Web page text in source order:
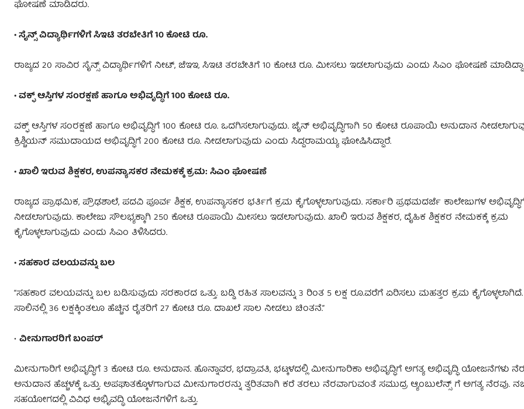
ಘೋಷಣೆ ಮಾಡಿದರು.
• ಸೈನ್ಸ್​ ವಿದ್ಯಾರ್ಥಿಗಳಿಗೆ ಸಿಇಟಿ ತರಬೇತಿಗೆ 10 ಕೋಟಿ ರೂ.
ರಾಜ್ಯದ 20 ಸಾವಿರ ಸೈನ್ಸ್​ ವಿದ್ಯಾರ್ಥಿಗಳಿಗೆ ನೀಟ್, ಜೆಇಇ, ಸಿಇಟಿ ತರಬೇತಿಗೆ 10 ಕೋಟಿ ರೂ. ಮೀಸಲು ಇಡಲಾಗುವುದು ಎಂದು ಸಿಎಂ ಘೋಷಣೆ
• ವಕ್ಫ್​​ ಆಸ್ತಿಗಳ ಸಂರಕ್ಷಣೆ ಹಾಗೂ ಅಭಿವೃದ್ಧಿಗೆ 100 ಕೋಟಿ ರೂ.
ವಕ್ಫ್​​ ಆಸ್ತಿಗಳ ಸಂರಕ್ಷಣೆ ಹಾಗೂ ಅಭಿವೃದ್ಧಿಗೆ 100 ಕೋಟಿ ರೂ. ಒದಗಿಸಲಾಗುವುದು. ಜೈನ್​ ಅಭಿವೃದ್ಧಿಗಾಗಿ 50 ಕೋಟಿ ರೂಪಾಯಿ ಅನುದಾನ
ಕ್ರಿಶ್ಚಿಯನ್ ಸಮುದಾಯದ ಅಭಿವೃದ್ಧಿಗೆ 200 ಕೋಟಿ ರೂ. ನೀಡಲಾಗುವುದು ಎಂದು ಸಿದ್ದರಾಮಯ್ಯ ಘೋಷಿಸಿದ್ದಾರೆ.
• ಖಾಲಿ ಇರುವ ಶಿಕ್ಷಕರ, ಉಪನ್ಯಾಸಕರ ನೇಮಕಕ್ಕೆ ಕ್ರಮ: ಸಿಎಂ ಘೋಷಣೆ
ರಾಜ್ಯದ ಪ್ರಾಥಮಿಕ, ಪ್ರೌಢಶಾಲೆ, ಪದವಿ ಪೂರ್ವ ಶಿಕ್ಷಕ, ಉಪನ್ಯಾಸಕರ ಭರ್ತಿಗೆ ಕ್ರಮ ಕೈಗೊಳ್ಳಲಾಗುವುದು. ಸರ್ಕಾರಿ ಪ್ರಥಮದರ್ಜೆ ಕಾಲೇಜುಗಳ
ನೀಡಲಾಗುವುದು. ಕಾಲೇಜು ಸೌಲಭ್ಯಕ್ಕಾಗಿ 250 ಕೋಟಿ ರೂಪಾಯಿ ಮೀಸಲು ಇಡಲಾಗುವುದು. ಖಾಲಿ ಇರುವ ಶಿಕ್ಷಕರ, ದೈಹಿಕ ಶಿಕ್ಷಕರ ನೇಮಕಕ್ಕೆ ಕ್ರಮ
ಕೈಗೊಳ್ಳಲಾಗುವುದು ಎಂದು ಸಿಎಂ ತಿಳಿಸಿದರು.
• ಸಹಕಾರ ವಲಯವನ್ನು ಬಲ
“ಸಹಕಾರ ವಲಯವನ್ನು ಬಲ ಬಡಿಸುವುದು ಸರಕಾರದ ಒತ್ತು. ಬಡ್ಡಿ ರಹಿತ ಸಾಲವನ್ನು 3 ರಿಂತ 5 ಲಕ್ಷ ರೂ.ವರೆಗೆ ಏರಿಸಲು ಮಹತ್ತರ ಕ್ರಮ ಕೈಗೊಳ್ಳಲಾಗಿದೆ.
ಸಾಲಿನಲ್ಲಿ 36 ಲಕ್ಷಕ್ಕಿಂತಲೂ ಹೆಚ್ಚಿನ ರೈತರಿಗೆ 27 ಕೋಟಿ ರೂ. ದಾಖಲೆ ಸಾಲ ನೀಡಲು ಚಿಂತನೆ.”
•ವೀನುಗಾರರಿಗೆ ಬಂಪರ್
ಮೀನುಗಾರಿಗೆ ಅಭಿವೃದ್ಧಿಗೆ 3 ಕೋಟಿ ರೂ. ಅನುದಾನ. ಹೊನ್ನಾವರ, ಭದ್ರಾವತಿ, ಭಟ್ಕಳದಲ್ಲಿ ಮೀನುಗಾರಿಕಾ ಅಭಿವೃದ್ಧಿಗೆ ಅಗತ್ಯ ಅಭಿವೃದ್ಧಿ ಯೋಜನೆಗಳು
ಅನುದಾನ ಹೆಚ್ಚಳಕ್ಕೆ ಒತ್ತು. ಅಪಘಾತಕ್ಕೊಳಗಾಗುವ ಮೀನುಗಾರರನ್ನು ತ್ವರಿತವಾಗಿ ಕರೆ ತರಲು ನೆರವಾಗುವಂತೆ ಸಮುದ್ರ ಆ್ಯಂಬುಲೆನ್ಸ್ ಗೆ ಅಗತ್ಯ ನೆರವು.
ಸಹಯೋಗದಲ್ಲಿ ವಿವಿಧ ಅಭಿೃವದ್ಧಿ ಯೋಜನೆಗಳಿಗೆ ಒತ್ತು.